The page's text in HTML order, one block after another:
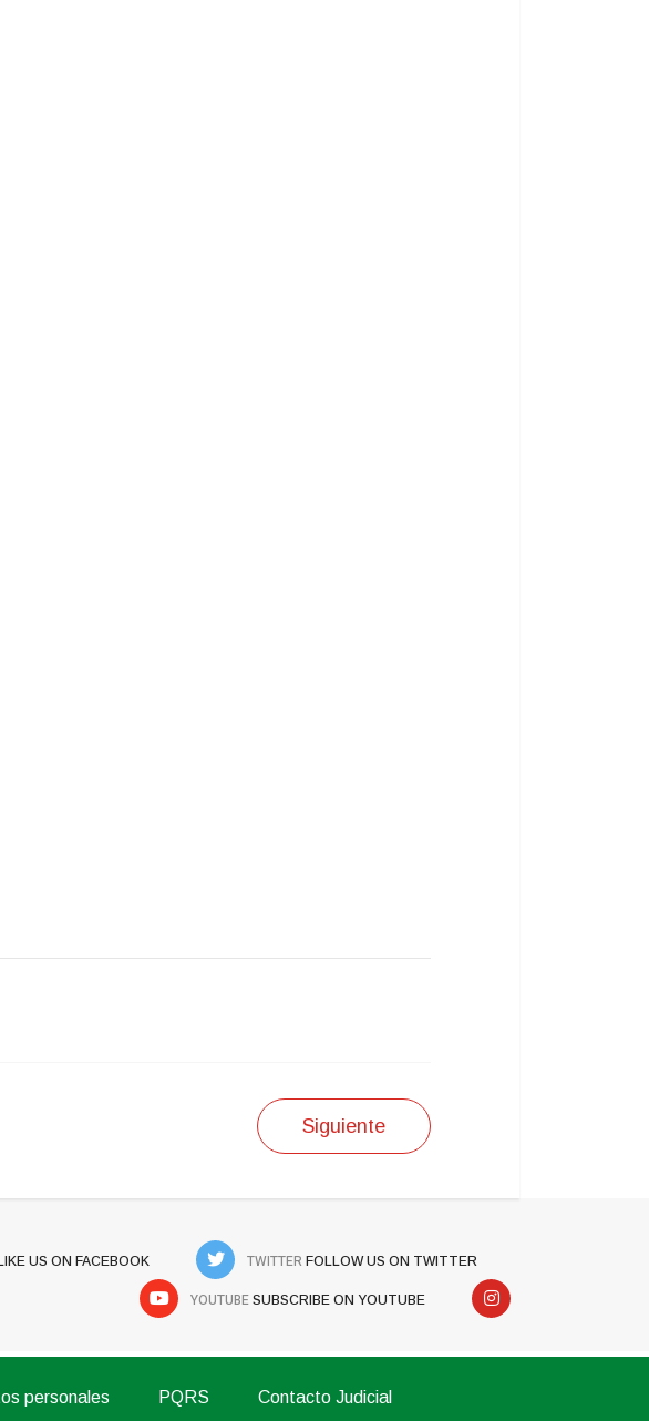
Siguiente
LIKE US ON FACEBOOK TWITTER FOLLOW US ON TWITTER
YOUTUBE SUBSCRIBE ON YOUTUBE
personales PQRS Contacto Judicial